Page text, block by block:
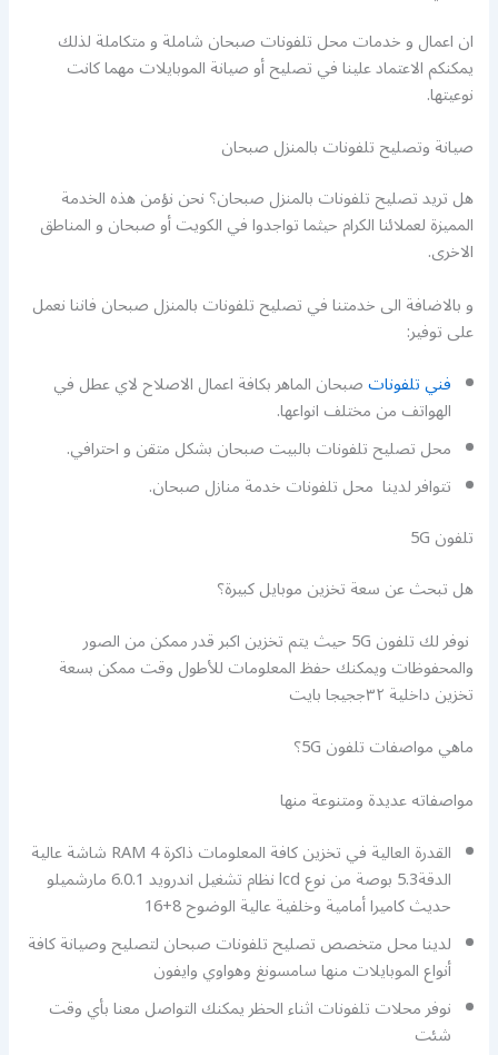
ان اعمال و خدمات محل تلفونات صبحان شاملة و متكاملة لذلك
يمكنكم الاعتماد علينا في تصليح أو صيانة الموبايلات مهما كانت
نوعيتها.
صيانة وتصليح تلفونات بالمنزل صبحان
هل تريد تصليح تلفونات بالمنزل صبحان؟ نحن نؤمن هذه الخدمة
المميزة لعملائنا الكرام حيثما تواجدوا في الكويت أو صبحان و المناطق
الاخرى.
و بالاضافة الى خدمتنا في تصليح تلفونات بالمنزل صبحان فاننا نعمل
على توفير:
فني تلفوناتصبحان الماهر بكافة اعمال الاصلاح لاي عطل في
الهواتف من مختلف انواعها.
محل تصليح تلفونات بالبيت صبحان بشكل متقن و احترافي.
تتوافر لدينا محل تلفونات خدمة منازل صبحان.
تلفون 5G
هل تبحث عن سعة تخزين موبايل كبيرة؟
نوفر لك تلفون 5G حيث يتم تخزين اكبر قدر ممكن من الصور
والمحفوظات ويمكنك حفظ المعلومات للأطول وقت ممكن بسعة
تخزين داخلية ٣٢ججيجا بايت
ماهي مواصفات تلفون 5G؟
مواصفاته عديدة ومتنوعة منها
القدرة العالية في تخزين كافة المعلومات ذاكرة RAM 4 شاشة عالية
الدقة5.3 بوصة من نوع lcd نظام تشغيل اندرويد 6.0.1 مارشميلو
حديث كاميرا أمامية وخلفية عالية الوضوح 8+16
لدينا محل متخصص تصليح تلفونات صبحان لتصليح وصيانة كافة
أنواع الموبايلات منها سامسونغ وهواوي وايفون
نوفر محلات تلفونات اثناء الحظر يمكنك التواصل معنا بأي وقت
شئت